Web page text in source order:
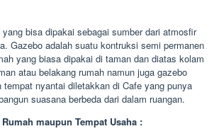
bisa dipakai sebagai sumber dari atmosfir
Gazebo adalah suatu kontruksi semi permanen
yang biasa dipakai di taman dan diatas kolam
atau belakang rumah namun juga gazebo
nyantai diletakkan di Cafe yang punya
suasana berbeda dari dalam ruangan.
maupun Tempat Usaha :